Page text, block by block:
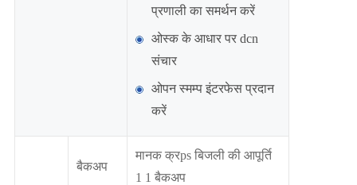
प्रणाली का समर्थन करें
ओस्क के आधार पर dcn
संचार
ओपन स्मम्प इंटरफेस प्रदान
करें
बैकअप
मानक क्रps बिजली की आपूर्ति
1 1 बैकअप